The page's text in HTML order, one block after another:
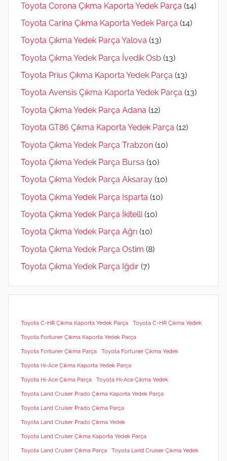
Toyota Corona Çıkma Kaporta Yedek Parça (14)
Toyota Carina Çıkma Kaporta Yedek Parça (14)
Toyota Çıkma Yedek Parça Yalova (13)
Toyota Çıkma Yedek Parça İvedik Osb (13)
Toyota Prius Çıkma Kaporta Yedek Parça (13)
Toyota Avensis Çıkma Kaporta Yedek Parça (13)
Toyota Çıkma Yedek Parça Adana (12)
Toyota GT86 Çıkma Kaporta Yedek Parça (12)
Toyota Çıkma Yedek Parça Trabzon (10)
Toyota Çıkma Yedek Parça Bursa (10)
Toyota Çıkma Yedek Parça Aksaray (10)
Toyota Çıkma Yedek Parça Isparta (10)
Toyota Çıkma Yedek Parça İkitelli (10)
Toyota Çıkma Yedek Parça Ağrı (10)
Toyota Çıkma Yedek Parça Ostim (8)
Toyota Çıkma Yedek Parça Iğdır (7)
Toyota C-HR Çıkma Kaporta Yedek Parça Toyota C-HR Çıkma Yedek
Toyota Fortuner Çıkma Kaporta Yedek Parça
Toyota Fortuner Çıkma Parça Toyota Fortuner Çıkma Yedek
Toyota Hi-Ace Çıkma Kaporta Yedek Parça
Toyota Hi-Ace Çıkma Parça Toyota Hi-Ace Çıkma Yedek
Toyota Land Cruiser Prado Çıkma Kaporta Yedek Parça
Toyota Land Cruiser Prado Çıkma Parça
Toyota Land Cruiser Prado Çıkma Yedek
Toyota Land Cruiser Çıkma Kaporta Yedek Parça
Toyota Land Cruiser Çıkma Parça Toyota Land Cruiser Çıkma Yedek